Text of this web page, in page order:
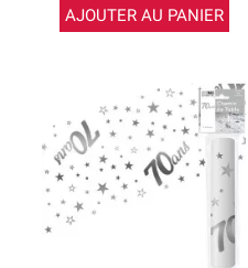
AJOUTER AU PANIER